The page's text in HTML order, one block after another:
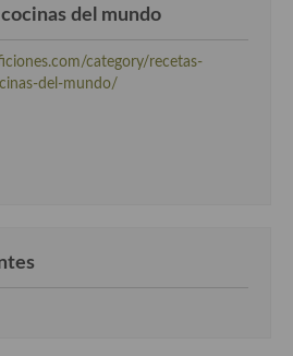
del mundo
category/recetas-
del-mundo/